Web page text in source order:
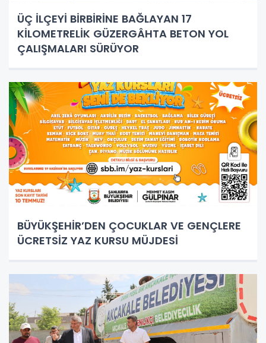
ÜÇ İLÇEYİ BİRBİRİNE BAĞLAYAN 17
KİLOMETRELİK GÜZERGÂHTA BETON YOL
ÇALIŞMALARI SÜRÜYOR
BÜYÜKŞEHİR’DEN ÇOCUKLAR VE GENÇLERE
ÜCRETSİZ YAZ KURSU MÜJDESİ